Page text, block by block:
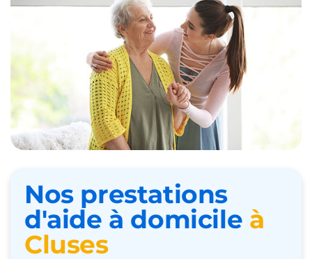
Nos prestations
d'aide à domicile à
Cluses